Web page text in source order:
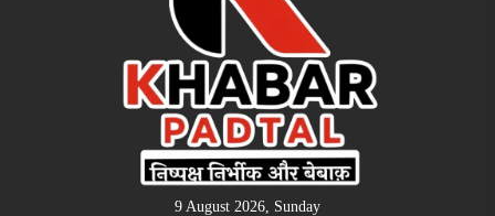
9 August 2026, Sunday